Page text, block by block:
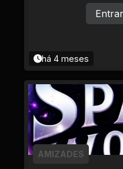
há 4 meses
AMIZADES